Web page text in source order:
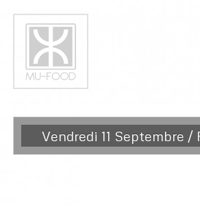
Vendredi 11 Septembre